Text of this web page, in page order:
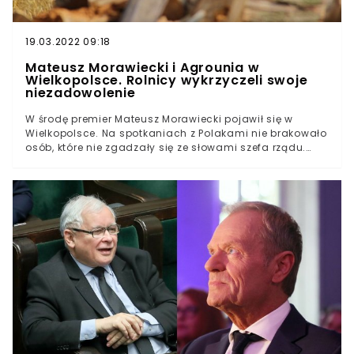
19.03.2022 09:18
Mateusz Morawiecki i Agrounia w
Wielkopolsce. Rolnicy wykrzyczeli swoje
niezadowolenie
W środę premier Mateusz Morawiecki pojawił się w
Wielkopolsce. Na spotkaniach z Polakami nie brakowało
osób, które nie zgadzały się ze słowami szefa rządu.
nimi spotkał.W środę premier Mateusz Morawiecki
odwiedził jedno z gospodarstw we wsi Marianowo
Brodowskie w woj. wielkopolskimLokalni rolnicy, którzy
odmówili udostępnienia rządzącym na czas
wystąpienia swoich gospodarstw, poinformowali o
planach premiera AgrounięMimo działań służb i
odcięcia wielkopolskiej wsi niezadowolonym rolnikom
udało się dotrzeć na miejsce i zagłuszać wystąpienie
politykaIch okrzki, m.in. "Chodź do rolników" miały być
zagłuszane przez nagłośnienieRolnicy byli gonieni przez
policjantów obecnych na miejscu. Ich głównymi
postulatami była prośba o spotkanie oraz dyskusję z